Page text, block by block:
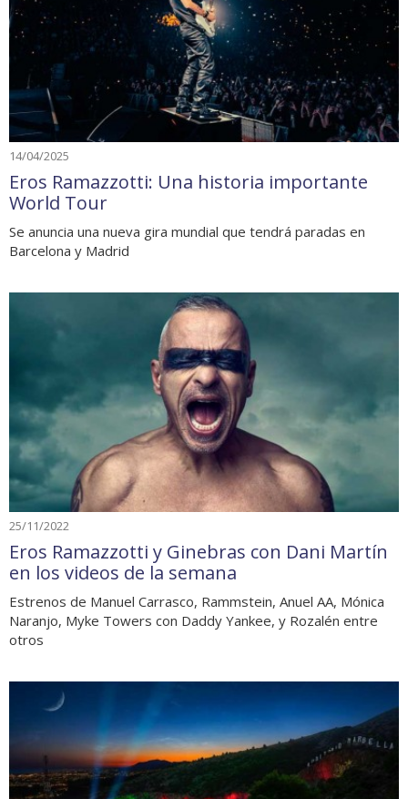
14/04/2025
Eros Ramazzotti: Una historia importante
World Tour
Se anuncia una nueva gira mundial que tendrá paradas en
Barcelona y Madrid
25/11/2022
Eros Ramazzotti y Ginebras con Dani Martín
en los videos de la semana
Estrenos de Manuel Carrasco, Rammstein, Anuel AA, Mónica
Naranjo, Myke Towers con Daddy Yankee, y Rozalén entre
otros